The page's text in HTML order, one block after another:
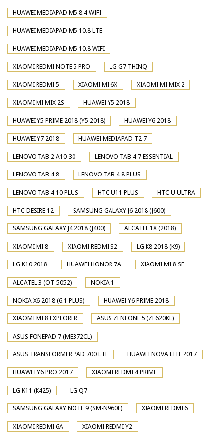
HUAWEI MEDIAPAD M5 8.4 WIFI
HUAWEI MEDIAPAD M5 10.8 LTE
HUAWEI MEDIAPAD M5 10.8 WIFI
XIAOMI REDMI NOTE 5 PRO LG G7 THINQ
XIAOMI REDMI 5 XIAOMI MI 6X XIAOMI MI MIX 2
XIAOMI MI MIX 2S HUAWEI Y5 2018
HUAWEI Y5 PRIME 2018 (Y5 2018) HUAWEI Y6 2018
HUAWEI Y7 2018 HUAWEI MEDIAPAD T2 7
LENOVO TAB 2 A10-30 LENOVO TAB 4 7 ESSENTIAL
LENOVO TAB 4 8 LENOVO TAB 4 8 PLUS
LENOVO TAB 4 10 PLUS HTC U11 PLUS HTC U ULTRA
HTC DESIRE 12 SAMSUNG GALAXY J6 2018 (J600)
SAMSUNG GALAXY J4 2018 (J400) ALCATEL 1X (2018)
XIAOMI MI 8 XIAOMI REDMI S2 LG K8 2018 (K9)
LG K10 2018 HUAWEI HONOR 7A XIAOMI MI 8 SE
ALCATEL 3 (OT-5052) NOKIA 1
NOKIA X6 2018 (6.1 PLUS) HUAWEI Y6 PRIME 2018
XIAOMI MI 8 EXPLORER ASUS ZENFONE 5 (ZE620KL)
ASUS FONEPAD 7 (ME372CL)
ASUS TRANSFORMER PAD 700 LTE HUAWEI NOVA LITE 2017
HUAWEI Y6 PRO 2017 XIAOMI REDMI 4 PRIME
LG K11 (K425) LG Q7
SAMSUNG GALAXY NOTE 9 (SM-N960F) XIAOMI REDMI 6
XIAOMI REDMI 6A XIAOMI REDMI Y2